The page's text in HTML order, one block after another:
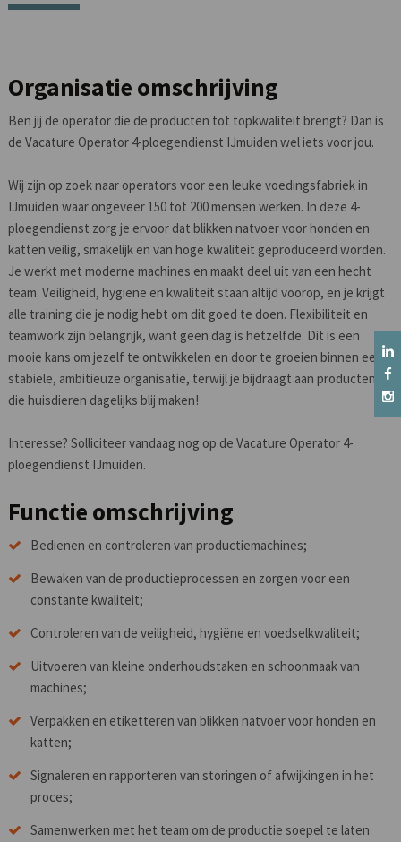
Organisatie omschrijving
Ben jij de operator die de producten tot topkwaliteit brengt? Dan is
de Vacature Operator 4-ploegendienst IJmuiden wel iets voor jou.
Wij zijn op zoek naar operators voor een leuke voedingsfabriek in
IJmuiden waar ongeveer 150 tot 200 mensen werken. In deze 4-
ploegendienst zorg je ervoor dat blikken natvoer voor honden en
katten veilig, smakelijk en van hoge kwaliteit geproduceerd worden.
Je werkt met moderne machines en maakt deel uit van een hecht
team. Veiligheid, hygiëne en kwaliteit staan altijd voorop, en je krijgt
alle training die je nodig hebt om dit goed te doen. Flexibiliteit en
teamwork zijn belangrijk, want geen dag is hetzelfde. Dit is een
mooie kans om jezelf te ontwikkelen en door te groeien binnen een
stabiele, ambitieuze organisatie, terwijl je bijdraagt aan producten
die huisdieren dagelijks blij maken!
Interesse? Solliciteer vandaag nog op de Vacature Operator 4-
ploegendienst IJmuiden.
Functie omschrijving
Bedienen en controleren van productiemachines;
Bewaken van de productieprocessen en zorgen voor een
constante kwaliteit;
Controleren van de veiligheid, hygiëne en voedselkwaliteit;
Uitvoeren van kleine onderhoudstaken en schoonmaak van
machines;
Verpakken en etiketteren van blikken natvoer voor honden en
katten;
Signaleren en rapporteren van storingen of afwijkingen in het
proces;
Samenwerken met het team om de productie soepel te laten